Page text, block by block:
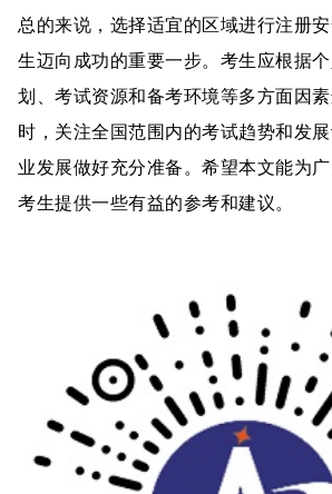
总的来说，选择适宜的区域进行注册
生迈向成功的重要一步。考生应根据
划、考试资源和备考环境等多方面因
时，关注全国范围内的考试趋势和发
业发展做好充分准备。希望本文能为
考生提供一些有益的参考和建议。